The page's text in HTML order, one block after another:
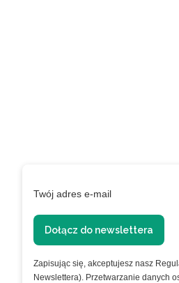
Twój adres e-mail
Dołącz do newslettera
Zapisując się, akceptujesz nasz
Newslettera). Przetwarzanie danych